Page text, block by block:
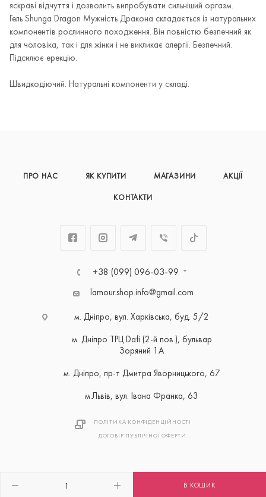
В КОШИК
яскраві відчуття і дозволить випробувати сильніший оргазм.
Гель Shunga Dragon Мужність Дракона складається із натуральних
компонентів рослинного походження. Він повністю безпечний як
для чоловіка, так і для жінки і не викликає алергії. Безпечний.
Підсилює ерекцію.
Швидкодіючий. Натуральні компоненти у складі.
ПРО НАС ЯК КУПИТИ МАГАЗИНИ АКЦІЇ
КОНТАКТИ
+38 (099) 096-03-99
lamour.shop.info@gmail.com
м. Дніпро, вул. Харківська, буд. 5/2
м. Дніпро ТРЦ Dafi (2-й пов.), бульвар
Зоряний 1А
м. Дніпро, пр-т Дмитра Яворницького, 67
м.Львів, вул. Івана Франка, 63
ПОЛІТИКА КОНФІДЕНЦІЙНОСТІ
ДОГОВІР ПУБЛІЧНОЇ ОФЕРТИ